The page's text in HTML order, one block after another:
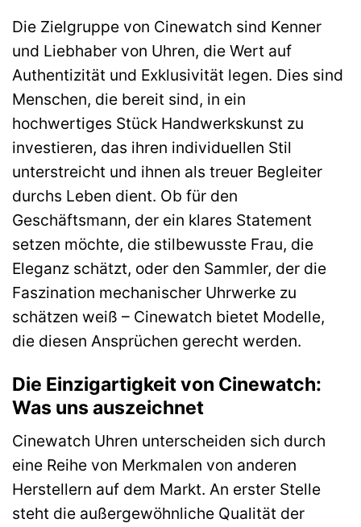
Die Zielgruppe von Cinewatch sind Kenner
und Liebhaber von Uhren, die Wert auf
Authentizität und Exklusivität legen. Dies sind
Menschen, die bereit sind, in ein
hochwertiges Stück Handwerkskunst zu
investieren, das ihren individuellen Stil
unterstreicht und ihnen als treuer Begleiter
durchs Leben dient. Ob für den
Geschäftsmann, der ein klares Statement
setzen möchte, die stilbewusste Frau, die
Eleganz schätzt, oder den Sammler, der die
Faszination mechanischer Uhrwerke zu
schätzen weiß – Cinewatch bietet Modelle,
die diesen Ansprüchen gerecht werden.
Die Einzigartigkeit von Cinewatch:
Was uns auszeichnet
Cinewatch Uhren unterscheiden sich durch
eine Reihe von Merkmalen von anderen
Herstellern auf dem Markt. An erster Stelle
steht die außergewöhnliche Qualität der